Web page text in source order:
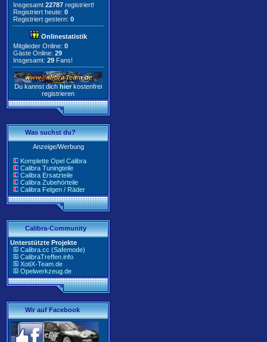
Insgesamt 22787 registriert!
Registriert heute: 0
Registriert gestern: 0
Onlinestatistik
Mitglieder Online: 0
Gäste Online: 29
Insgesamt: 29 Fans!
Du kannst dich hier kostenfrei
registrieren
Was suchst du?
Anzeige/Werbung
Komplette Opel Calibra
Calibra Tuningteile
Calibra Ersatzteile
Calibra Zubehörteile
Calibra Felgen / Räder
Calibra-Community
Unterstützte Projekte
Calibra.cc (Safemode)
CalibraTreffen.info
XotiX-Team.de
Opelwerkzeug.de
Wir auf Facebook